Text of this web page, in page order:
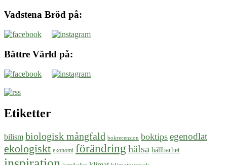
Vadstena Bröd på:
Bättre Värld på:
Etiketter
bilism biologisk mångfald bokrecension boktips egenodlat
ekologiskt ekonomi förändring hälsa hållbarhet